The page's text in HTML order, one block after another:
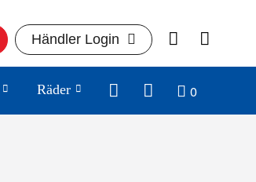
Händler Login
Räder 0